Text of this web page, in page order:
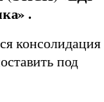
.
консолидация
под